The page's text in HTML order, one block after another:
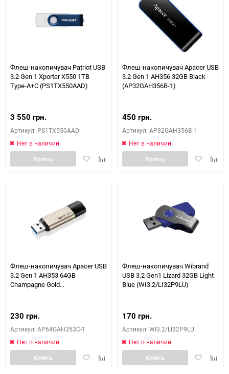
Флеш-накопичувач Patriot USB
3.2 Gen 1 Xporter X550 1TB
Type-A+C (PS1TX550AAD)
3 550 грн.
Артикул: PS1TX550AAD
Нет в наличии
ДобавитьДобавить
Купить
Флеш-накопичувач Apacer USB
3.2 Gen 1 AH356 32GB Black
(AP32GAH356B-1)
450 грн.
Артикул: AP32GAH356B-1
Нет в наличии
Добавить
Купить
Флеш-накопичувач Apacer USB
3.2 Gen 1 AH353 64GB
Champagne Gold
230 грн.
Артикул: AP64GAH353C-1
Нет в наличии
ДобавитьДобавить
Купить
Флеш-накопичувач Wibrand
USB 3.2 Gen1 Lizard 32GB Light
Blue (WI3.2/LI32P9LU)
170 грн.
Артикул: WI3.2/LI32P9LU
Нет в наличии
Добавить
Купить